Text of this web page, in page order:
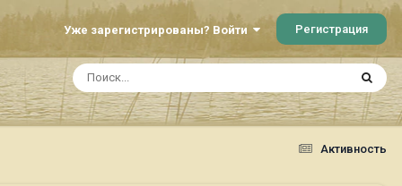
Уже зарегистрированы? Войти Регистрация
Активность